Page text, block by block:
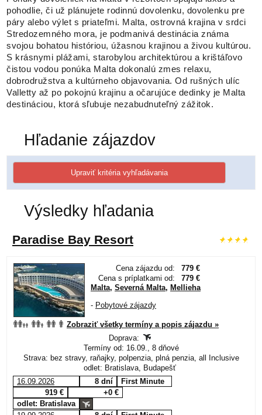
pohodlie, či už plánujete rodinnú dovolenku, dovolenku pre
páry alebo výlet s priateľmi. Malta, ostrovná krajina v srdci
Stredozemného mora, je podmanivá destinácia známa
svojou bohatou históriou, úžasnou krajinou a živou kultúrou.
S krásnymi plážami, starobylou architektúrou a krištáľovo
čistou vodou ponúka Malta dokonalú zmes relaxu,
dobrodružstva a kultúrneho objavovania. Od rušných ulíc
Valletty až po pokojnú krajinu a očarujúce dedinky je Malta
destináciou, ktorá sľubuje nezabudnuteľný zážitok.